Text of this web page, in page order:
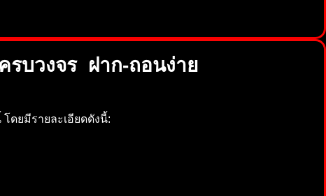
รบวงจร ฝาก-ถอนง่าย
ดยมีรายละเอียดดังนี้: